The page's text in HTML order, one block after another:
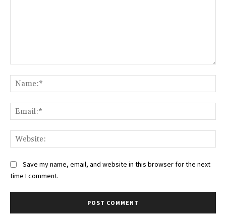
Save my name, email, and website in this browser for the next
time I comment.